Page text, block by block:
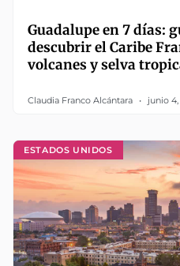
Guadalupe en 7 días:
descubrir el Caribe
volcanes y selva
Claudia Franco Alcántara junio
ESTADOS UNIDOS